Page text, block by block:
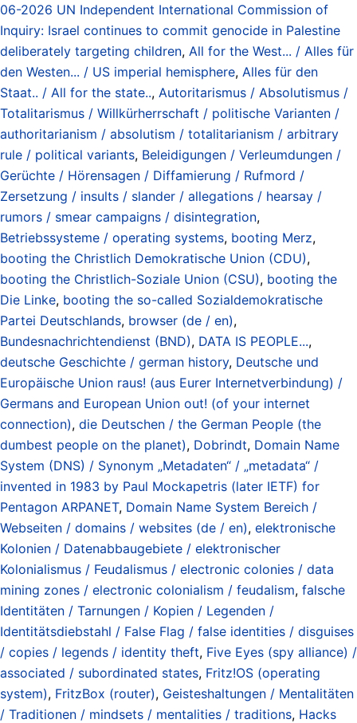
06-2026 UN Independent International Commission of
Inquiry: Israel continues to commit genocide in Palestine
deliberately targeting children, All for the West... / Alles für
den Westen... / US imperial hemisphere, Alles für den
Staat.. / All for the state.., Autoritarismus / Absolutismus /
Totalitarismus / Willkürherrschaft / politische Varianten /
authoritarianism / absolutism / totalitarianism / arbitrary
rule / political variants, Beleidigungen / Verleumdungen /
Gerüchte / Hörensagen / Diffamierung / Rufmord /
Zersetzung / insults / slander / allegations / hearsay /
rumors / smear campaigns / disintegration,
Betriebssysteme / operating systems, booting Merz,
booting the Christlich Demokratische Union (CDU),
booting the Christlich-Soziale Union (CSU), booting the
Die Linke, booting the so-called Sozialdemokratische
Partei Deutschlands, browser (de / en),
Bundesnachrichtendienst (BND), DATA IS PEOPLE...,
deutsche Geschichte / german history, Deutsche und
Europäische Union raus! (aus Eurer Internetverbindung) /
Germans and European Union out! (of your internet
connection), die Deutschen / the German People (the
dumbest people on the planet), Dobrindt, Domain Name
System (DNS) / Synonym „Metadaten“ / „metadata“ /
invented in 1983 by Paul Mockapetris (later IETF) for
Pentagon ARPANET, Domain Name System Bereich /
Webseiten / domains / websites (de / en), elektronische
Kolonien / Datenabbaugebiete / elektronischer
Kolonialismus / Feudalismus / electronic colonies / data
mining zones / electronic colonialism / feudalism, falsche
Identitäten / Tarnungen / Kopien / Legenden /
Identitätsdiebstahl / False Flag / false identities / disguises
/ copies / legends / identity theft, Five Eyes (spy alliance) /
associated / subordinated states, Fritz!OS (operating
system), FritzBox (router), Geisteshaltungen / Mentalitäten
/ Traditionen / mindsets / mentalities / traditions, Hacks